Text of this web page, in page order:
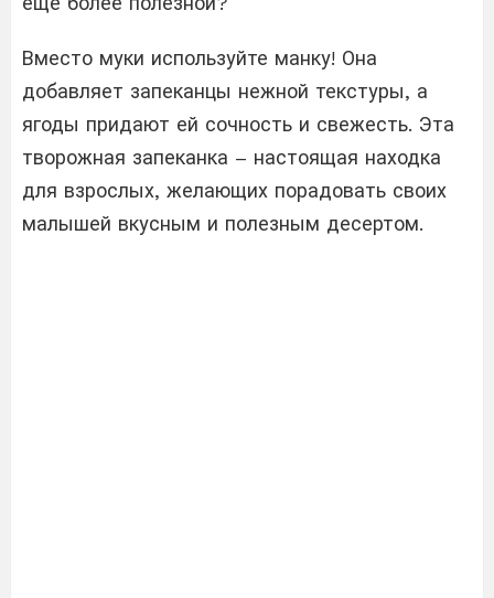
Вместо муки используйте манку! Она
добавляет запеканцы нежной текстуры, а
ягоды придают ей сочность и свежесть. Эта
творожная запеканка – настоящая находка
для взрослых, желающих порадовать своих
малышей вкусным и полезным десертом.